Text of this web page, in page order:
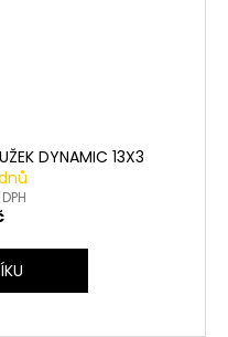
DYNAMIC 13X3